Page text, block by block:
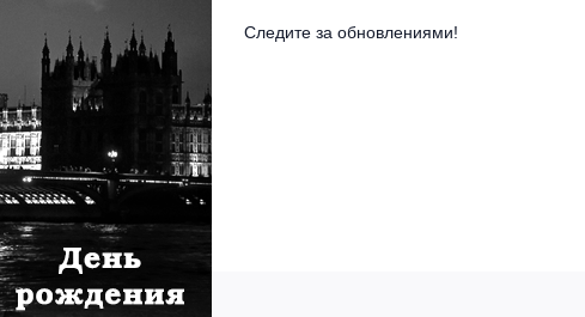
Следите за обновлениями!